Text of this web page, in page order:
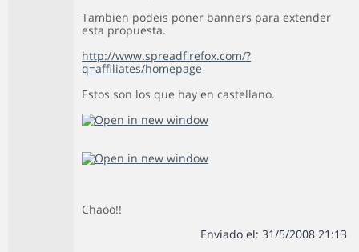
Tambien podeis poner banners para extender
esta propuesta.
http://www.spreadfirefox.com/?
q=affiliates/homepage
Estos son los que hay en castellano.
Chaoo!!
Enviado el: 31/5/2008 21:13